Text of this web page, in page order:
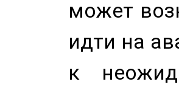
может
идти на
к